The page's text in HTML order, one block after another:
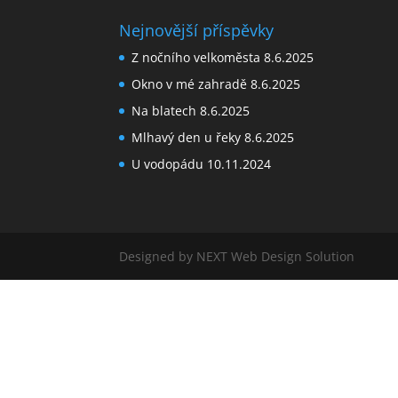
Nejnovější příspěvky
Z nočního velkoměsta 8.6.2025
Okno v mé zahradě 8.6.2025
Na blatech 8.6.2025
Mlhavý den u řeky 8.6.2025
U vodopádu 10.11.2024
Designed by NEXT Web Design Solution